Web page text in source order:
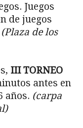
Juegos
de juegos
(Plaza de los
III TORNEO
antes en
años. (carpa